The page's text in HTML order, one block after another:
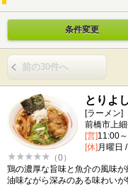
条件変更
前の30件へ
（0）
とりよ
[ラーメン]
前橋市上
[営]11:00
[休]月曜日
鶏の濃厚な旨味と魚介の風味
油味ながら深みのある味わいが